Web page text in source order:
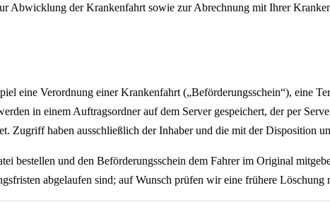
Abwicklung der Krankenfahrt sowie zur Abrechnung mit Ihrer
eine Verordnung einer Krankenfahrt („Beförderungsschein“), eine
in einem Auftragsordner auf dem Server gespeichert, der per
Zugriff haben ausschließlich der Inhaber und die mit der Disposition
bestellen und den Beförderungsschein dem Fahrer im Original
abgelaufen sind; auf Wunsch prüfen wir eine frühere